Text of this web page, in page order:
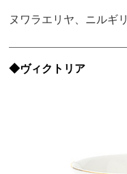
ヌワラエリヤ、ニルギリ
◆ヴィクトリア